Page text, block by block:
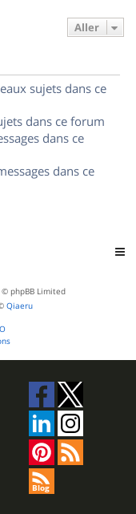
Aller
sujets dans ce
dans ce forum
dans ce
dans ce
phpBB Limited
Qiaeru